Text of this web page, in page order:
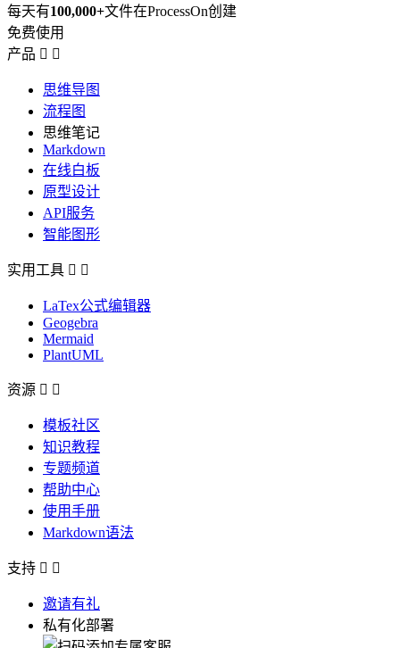
每天有100,000+文件在ProcessOn创建
免费使用
产品  
思维导图
流程图
思维笔记
Markdown
在线白板
原型设计
API服务
智能图形
实用工具  
LaTex公式编辑器
Geogebra
Mermaid
PlantUML
资源  
模板社区
知识教程
专题频道
帮助中心
使用手册
Markdown语法
支持  
邀请有礼
私有化部署